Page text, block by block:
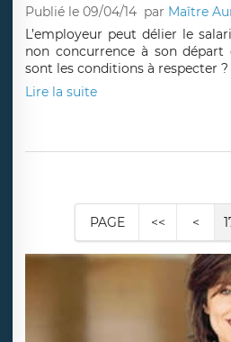
Publié le 09/04/14 par Maître
L’employeur peut délier le
non concurrence à son départ
sont les conditions à respecter ?
Lire la suite
PAGE << <